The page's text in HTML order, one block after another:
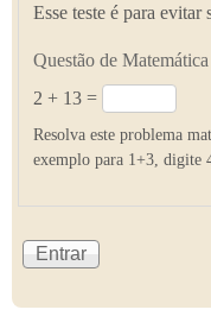
Esse teste é para evitar
Questão de Matemática
2 + 13 =
Resolva este problema
exemplo para 1+3, digite